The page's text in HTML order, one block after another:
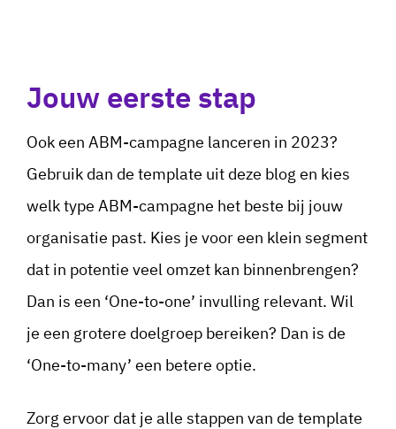
Jouw eerste stap
Ook een ABM-campagne lanceren in 2023?
Gebruik dan de template uit deze blog en kies
welk type ABM-campagne het beste bij jouw
organisatie past. Kies je voor een klein segment
dat in potentie veel omzet kan binnenbrengen?
Dan is een ‘One-to-one’ invulling relevant. Wil
je een grotere doelgroep bereiken? Dan is de
‘One-to-many’ een betere optie.
Zorg ervoor dat je alle stappen van de template